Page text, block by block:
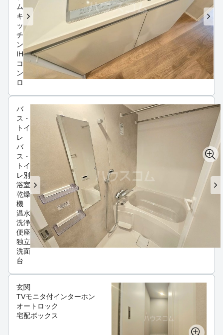
ム
キ
ッ
チ
ン
IH
コ
ン
ロ
バ
ス・
トイ
レ
バ
ス・
トイ
レ別
浴室
乾燥
機
温水
洗浄
便座
独立
洗面
台
玄関
TVモニタ付インターホン
オートロック
宅配ボックス